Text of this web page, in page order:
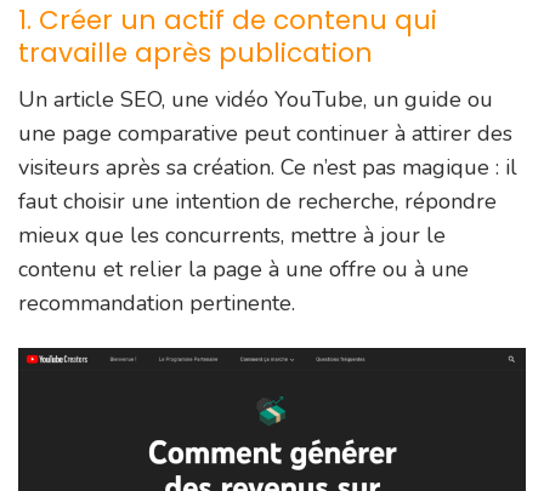
1. Créer un actif de contenu qui
travaille après publication
Un article SEO, une vidéo YouTube, un guide ou
une page comparative peut continuer à attirer des
visiteurs après sa création. Ce n’est pas magique : il
faut choisir une intention de recherche, répondre
mieux que les concurrents, mettre à jour le
contenu et relier la page à une offre ou à une
recommandation pertinente.